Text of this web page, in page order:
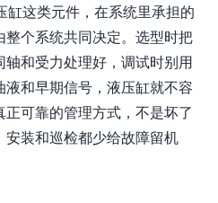
缸这类元件，在系统里承担的
个系统共同决定。选型时把
和受力处理好，调试时别用
和早期信号，液压缸就不容
可靠的管理方式，不是坏了
装和巡检都少给故障留机